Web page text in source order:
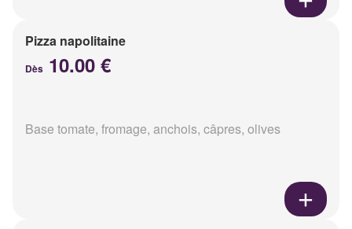
Pizza napolitaine
Dès 10.00 €
Base tomate, fromage, anchois, câpres, olives